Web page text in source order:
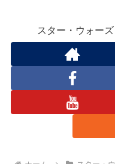
スター・ウォー